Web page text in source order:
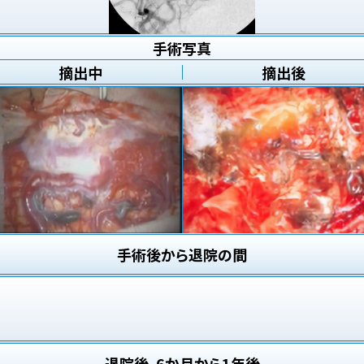
手術写真
摘出中
摘出後
手術後から退院の間